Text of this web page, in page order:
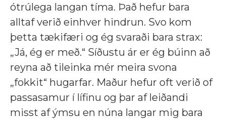
ótrúlega langan tíma. Það hefur bara
alltaf verið einhver hindrun. Svo kom
þetta tækifæri og ég svaraði bara strax:
„Já, ég er með.“ Síðustu ár er ég búinn að
reyna að tileinka mér meira svona
„fokkit“ hugarfar. Maður hefur oft verið of
passasamur í lífinu og þar af leiðandi
misst af ýmsu en núna langar mig bara